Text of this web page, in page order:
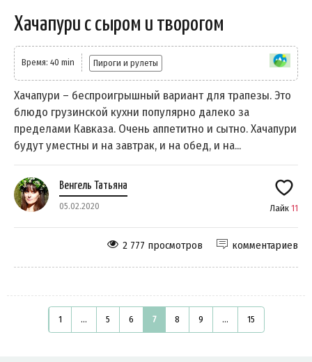
Хачапури с сыром и творогом
Время: 40 min Пироги и рулеты
Хачапури – беспроигрышный вариант для трапезы. Это
блюдо грузинской кухни популярно далеко за
пределами Кавказа. Очень аппетитно и сытно. Хачапури
будут уместны и на завтрак, и на обед, и на...
Венгель Татьяна
05.02.2020 Лайк 11
комментариев
2 777 просмотров
1 ... 5 6 7 8 9 ... 15